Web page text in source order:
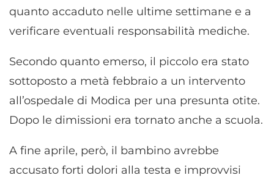
quanto accaduto nelle ultime settimane e a
verificare eventuali responsabilità mediche.
Secondo quanto emerso, il piccolo era stato
sottoposto a metà febbraio a un intervento
all’ospedale di Modica per una presunta otite.
Dopo le dimissioni era tornato anche a scuola.
A fine aprile, però, il bambino avrebbe
accusato forti dolori alla testa e improvvisi